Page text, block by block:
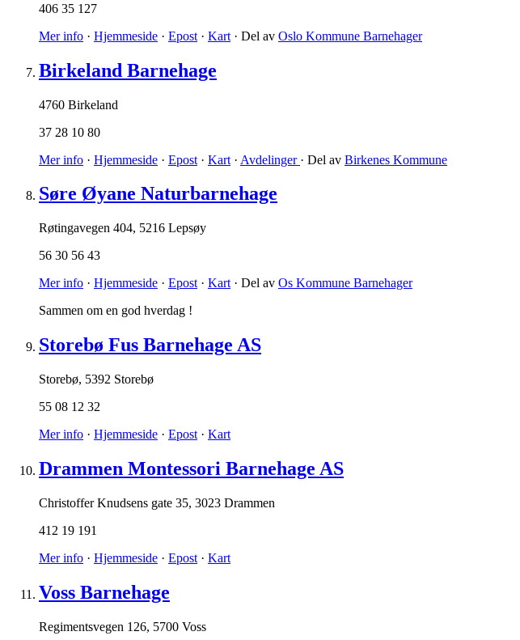
406 35 127
Mer info · Hjemmeside · Epost · Kart · Del av Oslo Kommune Barnehager
Birkeland Barnehage
4760 Birkeland
37 28 10 80
Mer info · Hjemmeside · Epost · Kart · Avdelinger · Del av Birkenes Kommune
Søre Øyane Naturbarnehage
Røtingavegen 404, 5216 Lepsøy
56 30 56 43
Mer info · Hjemmeside · Epost · Kart · Del av Os Kommune Barnehager
Sammen om en god hverdag !
Storebø Fus Barnehage AS
Storebø, 5392 Storebø
55 08 12 32
Mer info · Hjemmeside · Epost · Kart
Drammen Montessori Barnehage AS
Christoffer Knudsens gate 35, 3023 Drammen
412 19 191
Mer info · Hjemmeside · Epost · Kart
Voss Barnehage
Regimentsvegen 126, 5700 Voss